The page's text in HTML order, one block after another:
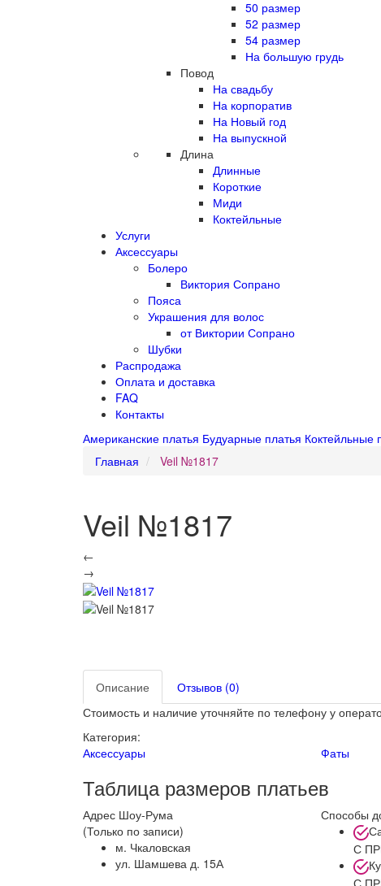
50 размер
52 размер
54 размер
На большую грудь
Повод
На свадьбу
На корпоратив
На Новый год
На выпускной
Длина
Длинные
Короткие
Миди
Коктейльные
Услуги
Аксессуары
Болеро
Виктория Сопрано
Пояса
Украшения для волос
от Виктории Сопрано
Шубки
Распродажа
Оплата и доставка
FAQ
Контакты
Американские платья Будуарные платья Коктейльные
Главная
Veil №1817
Veil №1817
←
→
Описание
Отзывов (0)
Стоимость и наличие уточняйте по телефону у
Категория:
Аксессуары
Фаты
Таблица размеров платьев
Адрес Шоу-Рума
(Только по записи)
м. Чкаловская
ул. Шамшева д. 15А
Способы
С
С